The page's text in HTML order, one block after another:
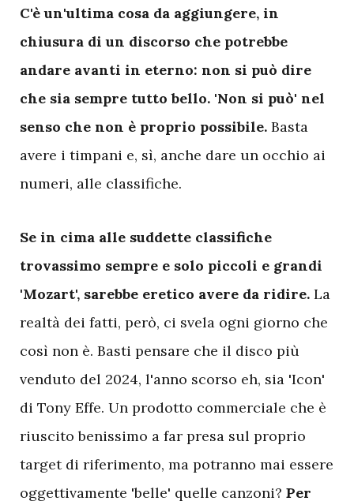
C'è un'ultima cosa da aggiungere, in
chiusura di un discorso che potrebbe
andare avanti in eterno: non si può dire
che sia sempre tutto bello. 'Non si può' nel
senso che non è proprio possibile. Basta
avere i timpani e, sì, anche dare un occhio ai
numeri, alle classifiche.
Se in cima alle suddette classifiche
trovassimo sempre e solo piccoli e grandi
'Mozart', sarebbe eretico avere da ridire. La
realtà dei fatti, però, ci svela ogni giorno che
così non è. Basti pensare che il disco più
venduto del 2024, l'anno scorso eh, sia 'Icon'
di Tony Effe. Un prodotto commerciale che è
riuscito benissimo a far presa sul proprio
target di riferimento, ma potranno mai essere
oggettivamente 'belle' quelle canzoni? Per